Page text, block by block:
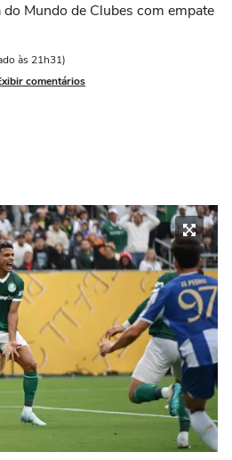
Mundo de Clubes com empate
às 21h31)
comentários